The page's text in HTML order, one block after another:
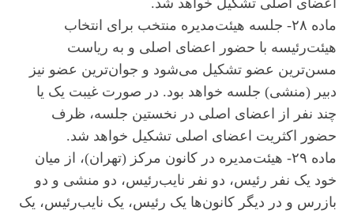
اعضای اصلی تشکیل خواهد شد.
ماده ۲۸- جلسه هیئت‌مدیره منتخب برای انتخاب
هیئت‌رئیسه با حضور اعضای اصلی و به ریاست
مسن‌ترین عضو تشکیل می‌شود و جوان‌ترین عضو نیز
دبیر (منشی) جلسه خواهد بود. در صورت غیبت یک یا
چند نفر از اعضای اصلی در نخستین جلسه، ظرف
حضور اکثریت اعضای اصلی تشکیل خواهد شد.
ماده ۲۹- هیئت‌مدیره در کانون مرکز (تهران)، از میان
خود یک نفر رئیس، دو نفر نایب‌رئیس، دو منشی و دو
بازرس و در دیگر کانون‌ها یک رئیس، یک نایب‌رئیس، یک